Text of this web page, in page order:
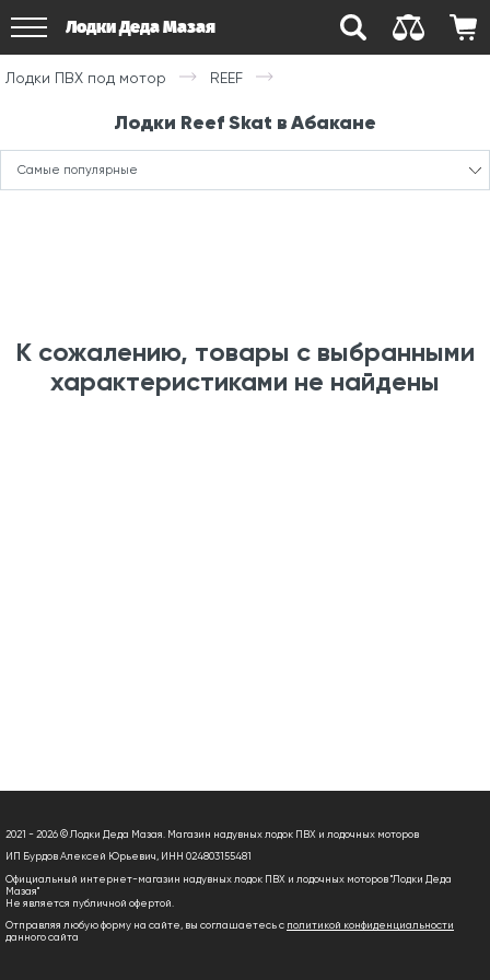
Лодки Деда Мазая
Лодки ПВХ под мотор REEF
Лодки Reef Skat в Абакане
Самые популярные
К сожалению, товары с выбранными
характеристиками не найдены
2021 - 2026 © Лодки Деда Мазая. Магазин надувных лодок ПВХ и лодочных моторов
ИП Бурдов Алексей Юрьевич, ИНН 024803155481
Официальный интернет-магазин надувных лодок ПВХ и лодочных моторов "Лодки Деда
Мазая"
Не является публичной офертой.
Отправляя любую форму на сайте, вы соглашаетесь с политикой конфиденциальности
данного сайта